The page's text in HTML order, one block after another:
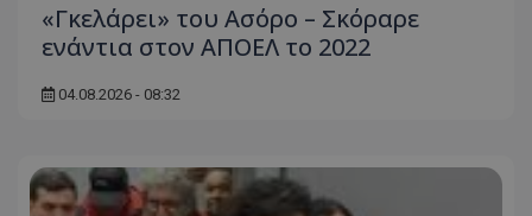
«Γκελάρει» του Ασόρο – Σκόραρε
ενάντια στον ΑΠΟΕΛ το 2022
04.08.2026 - 08:32